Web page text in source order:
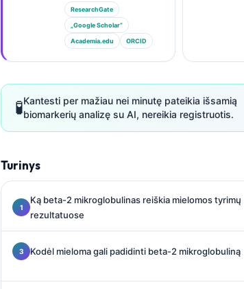
ResearchGate
„Google Scholar“
Academia.edu ORCID
🧪Kantesti per mažiau nei minutę pateikia išsamią
biomarkerių analizę su AI, nereikia registruotis.
Turinys
Ką beta-2 mikroglobulinas reiškia mielomos tyrimų
rezultatuose
Kodėl mieloma gali padidinti beta-2 mikroglobuliną